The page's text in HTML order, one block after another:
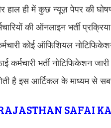
हाल ही में कुछ न्यूज़ पेपर की
की ऑनलाइन भर्ती
कोई ऑफिशियल
भर्ती नोटिफिकेशन जारी
है इस आर्टिकल के माध्यम से
SAFAI